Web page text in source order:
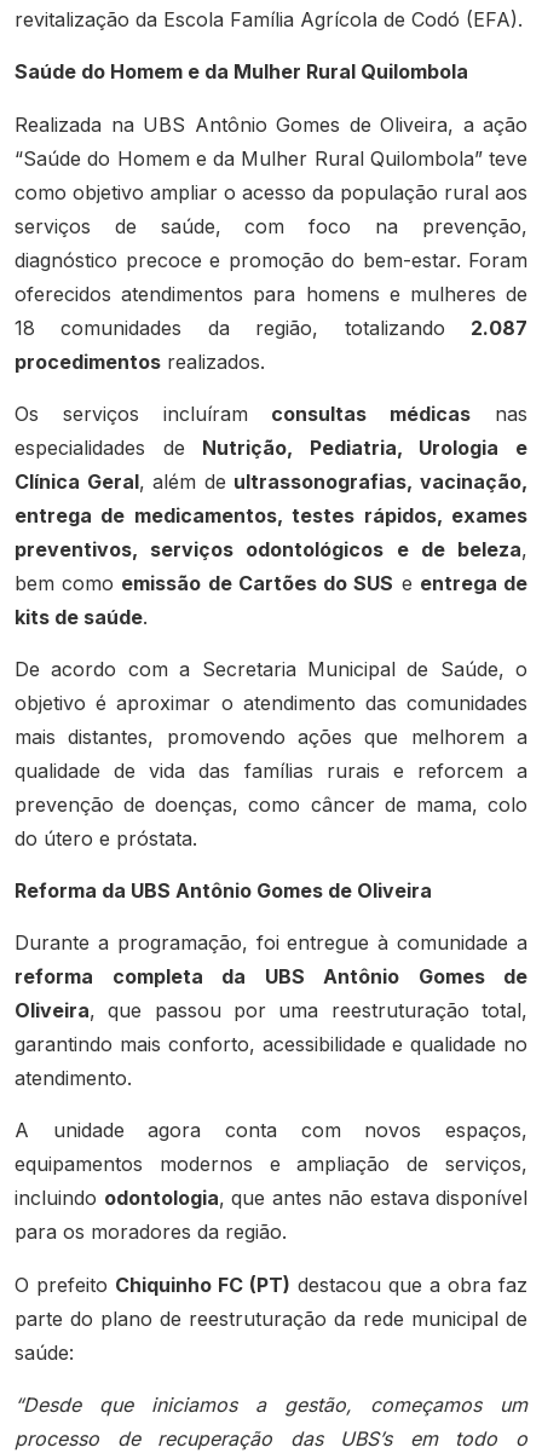
revitalização da Escola Família Agrícola de Codó (EFA).
Saúde do Homem e da Mulher Rural Quilombola
Realizada na UBS Antônio Gomes de Oliveira, a ação
“Saúde do Homem e da Mulher Rural Quilombola” teve
como objetivo ampliar o acesso da população rural aos
serviços de saúde, com foco na prevenção,
diagnóstico precoce e promoção do bem-estar. Foram
oferecidos atendimentos para homens e mulheres de
18 comunidades da região, totalizando 2.087
procedimentos realizados.
Os serviços incluíram consultas médicas nas
especialidades de Nutrição, Pediatria, Urologia e
Clínica Geral, além de ultrassonografias, vacinação,
entrega de medicamentos, testes rápidos, exames
preventivos, serviços odontológicos e de beleza,
bem como emissão de Cartões do SUS e entrega de
kits de saúde.
De acordo com a Secretaria Municipal de Saúde, o
objetivo é aproximar o atendimento das comunidades
mais distantes, promovendo ações que melhorem a
qualidade de vida das famílias rurais e reforcem a
prevenção de doenças, como câncer de mama, colo
do útero e próstata.
Reforma da UBS Antônio Gomes de Oliveira
Durante a programação, foi entregue à comunidade a
reforma completa da UBS Antônio Gomes de
Oliveira, que passou por uma reestruturação total,
garantindo mais conforto, acessibilidade e qualidade no
atendimento.
A unidade agora conta com novos espaços,
equipamentos modernos e ampliação de serviços,
incluindo odontologia, que antes não estava disponível
para os moradores da região.
O prefeito Chiquinho FC (PT) destacou que a obra faz
parte do plano de reestruturação da rede municipal de
saúde:
“Desde que iniciamos a gestão, começamos um
processo de recuperação das UBS’s em todo o